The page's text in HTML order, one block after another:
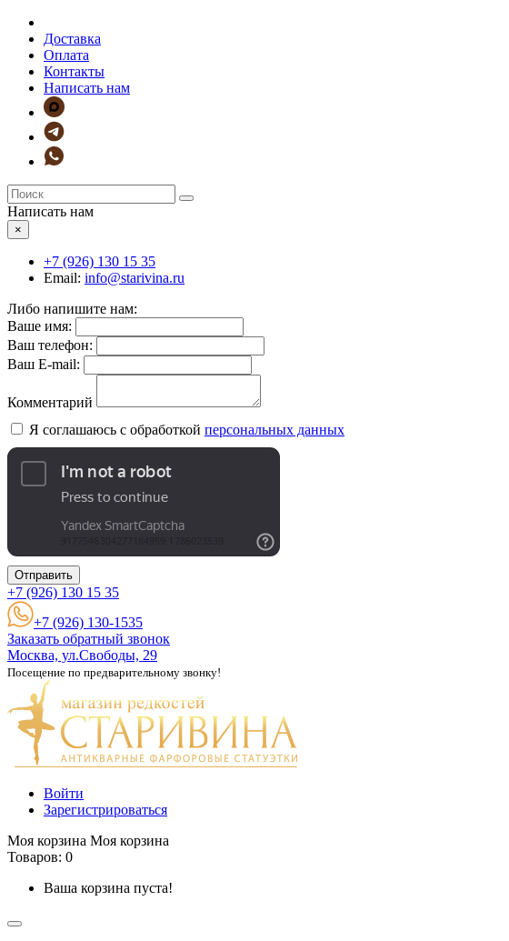
Доставка
Оплата
Контакты
Написать нам
Написать нам
×
+7 (926) 130 15 35
Email: info@starivina.ru
Либо напишите нам:
Ваше имя:
Ваш телефон:
Ваш E-mail:
Комментарий
Я соглашаюсь с обработкой персональных данных
Отправить
+7 (926) 130 15 35
+7 (926) 130-1535
Заказать обратный звонок
Москва, ул.Свободы, 29
Посещение по предварительному звонку!
Войти
Зарегистрироваться
Моя корзина Моя корзина
Товаров: 0
Ваша корзина пуста!